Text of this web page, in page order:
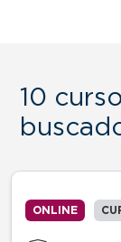
10
ONLINE